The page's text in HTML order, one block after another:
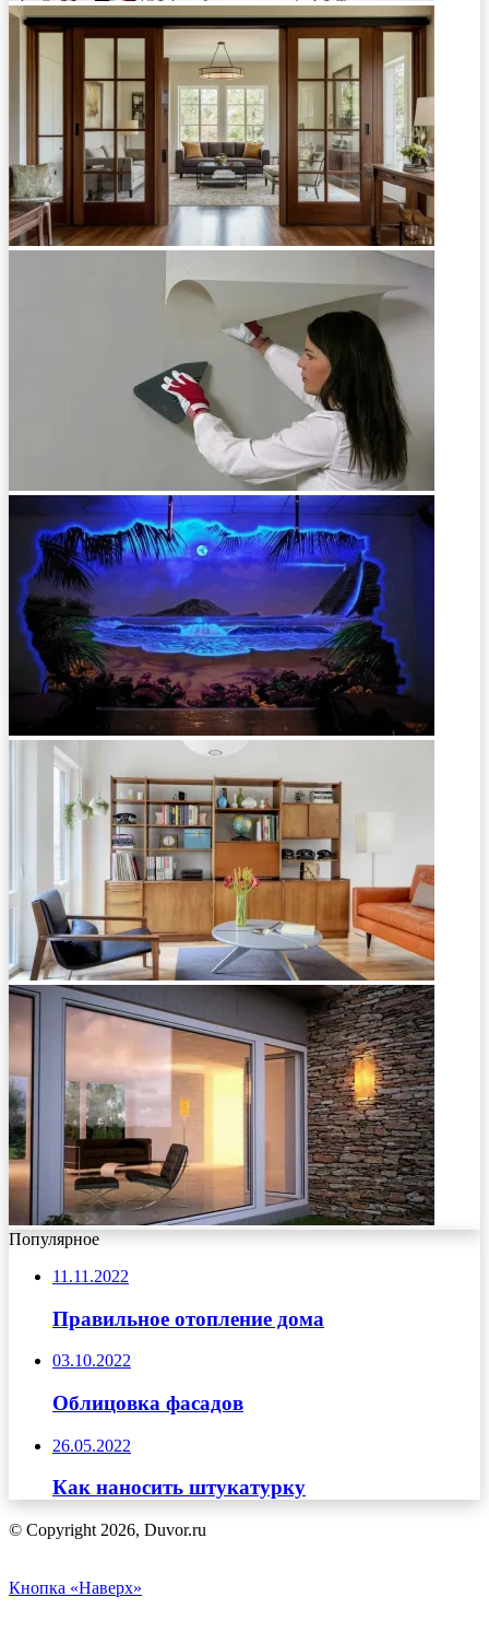
Популярное
11.11.2022
Правильное отопление дома
03.10.2022
Облицовка фасадов
26.05.2022
Как наносить штукатурку
© Copyright 2026, Duvor.ru
Кнопка «Наверх»